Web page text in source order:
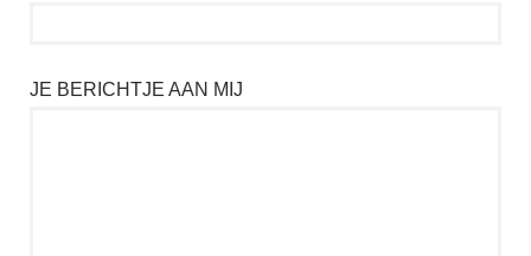
JE BERICHTJE AAN MIJ